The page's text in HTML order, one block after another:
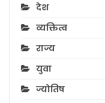
देश
व्यक्तित्व
राज्य
युवा
ज्योतिष